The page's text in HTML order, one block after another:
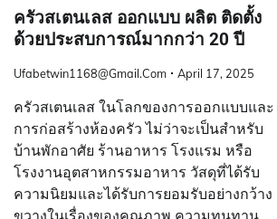
ครัวสเตนเลส ออกแบบ ผลิต ติดตั้ง
ด้วยประสบการณ์มากกว่า 20 ปี
Ufabetwin1168@gmail.com April 17, 2025
ครัวสเตนเลส ในโลกของการออกแบบและ
การก่อสร้างห้องครัว ไม่ว่าจะเป็นสำหรับ
บ้านพักอาศัย ร้านอาหาร โรงแรม หรือ
โรงงานอุตสาหกรรมอาหาร วัสดุที่ได้รับ
ความนิยมและได้รับการยอมรับอย่างกว้าง